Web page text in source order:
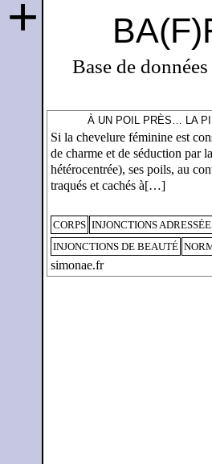
Base de
+
À UN POIL PRÈS… LA
Si la chevelure féminine est
de charme et de séduction par
hétérocentrée), ses poils, au
traqués et cachés à[…]
CORPS INJONCTIONS
INJONCTIONS DE BEAUTÉ
simonae.fr